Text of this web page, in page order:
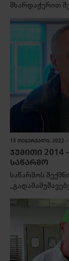
მხარდაჭერით
13 ᲗᲔᲑᲔᲠᲕᲐᲚᲘ, 2022 -
ᲯᲣᲛᲘᲗᲘ 2014
ᲡᲐᲬᲐᲠᲛᲝ
საწარმოს